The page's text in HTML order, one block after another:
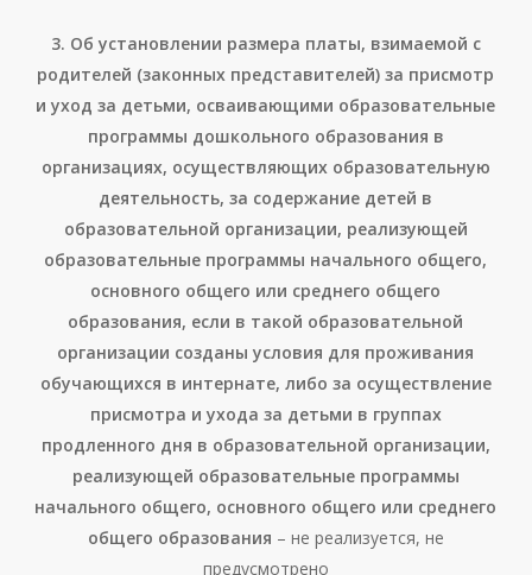
3. Об установлении размера платы, взимаемой с
родителей (законных представителей) за присмотр
и уход за детьми, осваивающими образовательные
программы дошкольного образования в
организациях, осуществляющих образовательную
деятельность, за содержание детей в
образовательной организации, реализующей
образовательные программы начального общего,
основного общего или среднего общего
образования, если в такой образовательной
организации созданы условия для проживания
обучающихся в интернате, либо за осуществление
присмотра и ухода за детьми в группах
продленного дня в образовательной организации,
реализующей образовательные программы
начального общего, основного общего или среднего
общего образования – не реализуется, не
предусмотрено